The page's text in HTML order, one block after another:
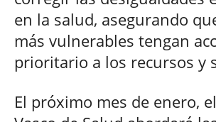
en la salud, asegurando
más vulnerables tengan
prioritario a los recursos y
El próximo mes de enero,